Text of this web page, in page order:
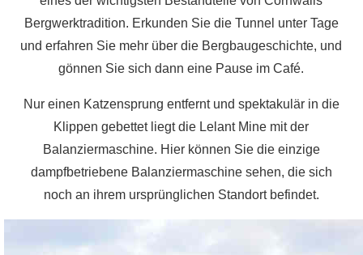
Bergwerktradition. Erkunden Sie die Tunnel unter Tage
und erfahren Sie mehr über die Bergbaugeschichte, und
gönnen Sie sich dann eine Pause im Café.
Nur einen Katzensprung entfernt und spektakulär in die
Klippen gebettet liegt die Lelant Mine mit der
Balanziermaschine. Hier können Sie die einzige
dampfbetriebene Balanziermaschine sehen, die sich
noch an ihrem ursprünglichen Standort befindet.